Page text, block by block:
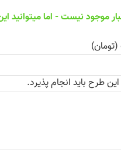
موجود نیست - اما
طرح باید انجام پذیرد.